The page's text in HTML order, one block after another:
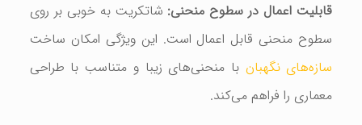
قابلیت اعمال در سطوح منحنی: شاتکریت به خوبی بر روی
سطوح منحنی قابل اعمال است. این ویژگی امکان ساخت
سازه‌های نگهبان با منحنی‌های زیبا و متناسب با طراحی
معماری را فراهم می‌کند.